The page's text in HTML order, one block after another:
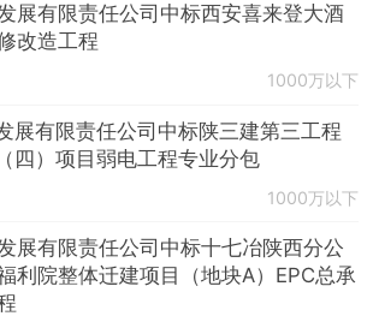
展有限责任公司中标西安喜来登大酒
改造工程
1000万以下
展有限责任公司中标陕三建第三工程
四）项目弱电工程专业分包
1000万以下
展有限责任公司中标十七冶陕西分公
利院整体迁建项目（地块A）EPC总承